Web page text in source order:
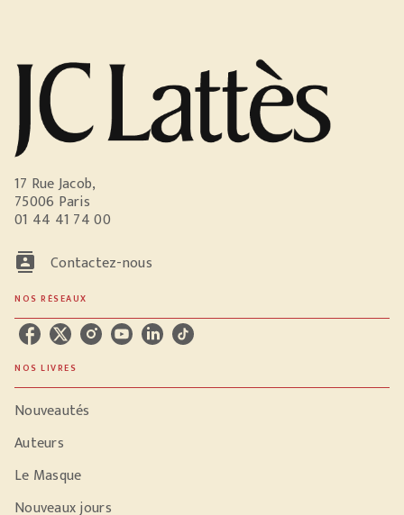
17 Rue Jacob,
75006 Paris
01 44 41 74 00
contacts Contactez-nous
NOS RÉSEAUX
NOS LIVRES
Nouveautés
Auteurs
Le Masque
Nouveaux jours